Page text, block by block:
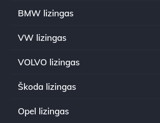
BMW lizingas
VW lizingas
VOLVO lizingas
Škoda lizingas
Opel lizingas